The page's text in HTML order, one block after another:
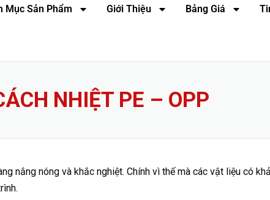
Mục Sản Phẩm Giới Thiệu Bảng Giá
NHIỆT PE – OPP
nắng nóng và khắc nghiệt. Chính vì thế mà các vật liệu có